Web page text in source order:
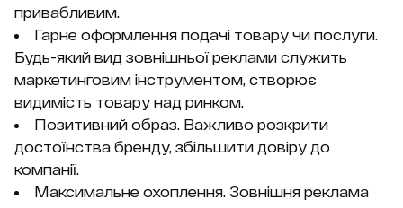
привабливим.
Гарне оформлення подачі товару чи послуги.
Будь-який вид зовнішньої реклами служить
маркетинговим інструментом, створює
видимість товару над ринком.
Позитивний образ. Важливо розкрити
достоїнства бренду, збільшити довіру до
компанії.
Максимальне охоплення. Зовнішня реклама